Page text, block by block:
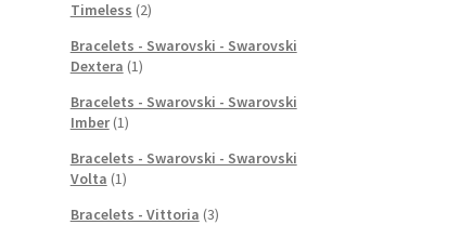
Timeless (2)
Bracelets - Swarovski - Swarovski
Dextera (1)
Bracelets - Swarovski - Swarovski
Imber (1)
Bracelets - Swarovski - Swarovski
Volta (1)
Bracelets - Vittoria (3)